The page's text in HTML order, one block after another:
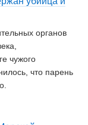
органов
чужого
что парень